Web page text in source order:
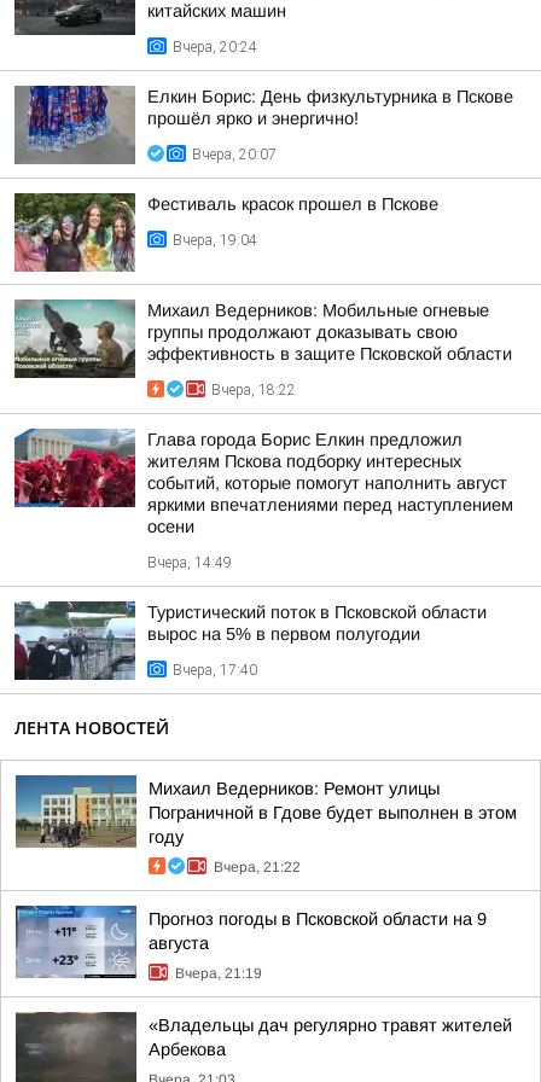
китайских машин
Вчера, 20:24
Елкин Борис: День физкультурника в Пскове
прошёл ярко и энергично!
Вчера, 20:07
Фестиваль красок прошел в Пскове
Вчера, 19:04
Михаил Ведерников: Мобильные огневые
группы продолжают доказывать свою
эффективность в защите Псковской области
Вчера, 18:22
Глава города Борис Елкин предложил
жителям Пскова подборку интересных
событий, которые помогут наполнить август
яркими впечатлениями перед наступлением
осени
Вчера, 14:49
Туристический поток в Псковской области
вырос на 5% в первом полугодии
Вчера, 17:40
ЛЕНТА НОВОСТЕЙ
Михаил Ведерников: Ремонт улицы
Пограничной в Гдове будет выполнен в этом
году
Вчера, 21:22
Прогноз погоды в Псковской области на 9
августа
Вчера, 21:19
«Владельцы дач регулярно травят жителей
Арбекова